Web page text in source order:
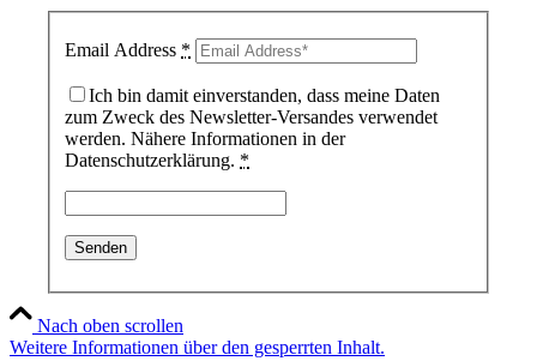
Email Address *
Ich bin damit einverstanden, dass meine Daten
zum Zweck des Newsletter-Versandes verwendet
werden. Nähere Informationen in der
Datenschutzerklärung. *
Nach oben scrollen
Weitere Informationen über den gesperrten Inhalt.